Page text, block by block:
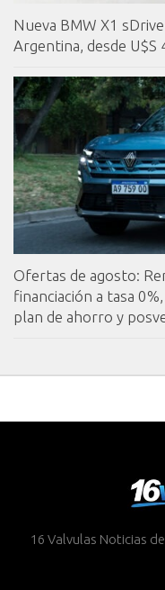
Nueva BMW X1
Argentina, desde U$S
Ofertas de agosto:
financiación a tasa
plan de ahorro y
16 Valvulas Noticias